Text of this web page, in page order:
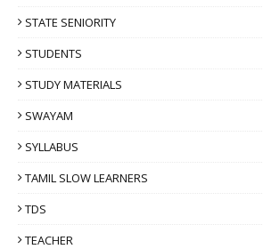
STATE SENIORITY
STUDENTS
STUDY MATERIALS
SWAYAM
SYLLABUS
TAMIL SLOW LEARNERS
TDS
TEACHER